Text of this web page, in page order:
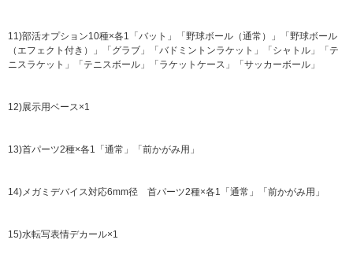
11)部活オプション10種×各1「バット」「野球ボール（通常）」「野球ボール
（エフェクト付き）」「グラブ」「バドミントンラケット」「シャトル」「テ
ニスラケット」「テニスボール」「ラケットケース」「サッカーボール」
12)展示用ベース×1
13)首パーツ2種×各1「通常」「前かがみ用」
14)メガミデバイス対応6mm径 首パーツ2種×各1「通常」「前かがみ用」
15)水転写表情デカール×1